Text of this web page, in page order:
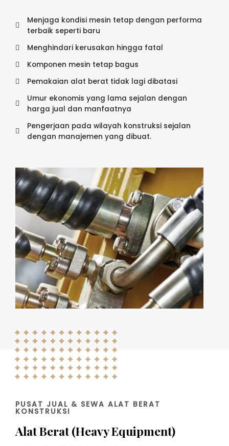
Menjaga kondisi mesin tetap dengan performa
terbaik seperti baru
Menghindari kerusakan hingga fatal
Komponen mesin tetap bagus
Pemakaian alat berat tidak lagi dibatasi
Umur ekonomis yang lama sejalan dengan
harga jual dan manfaatnya
Pengerjaan pada wilayah konstruksi sejalan
dengan manajemen yang dibuat.
PUSAT JUAL & SEWA ALAT BERAT
KONSTRUKSI
Alat Berat (Heavy Equipment)